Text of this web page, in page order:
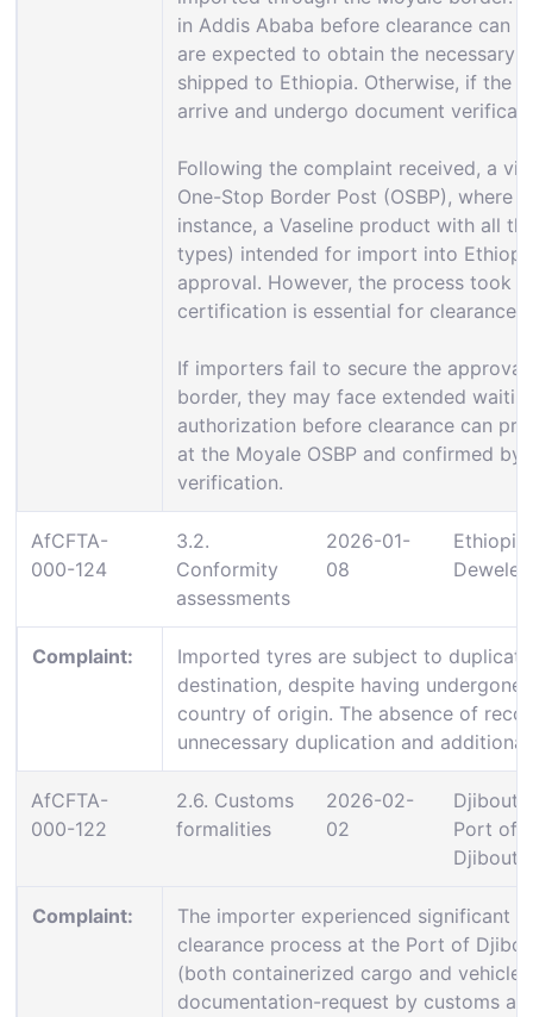
in Addis Ababa before clearance can
are expected to obtain the necessary
shipped to Ethiopia. Otherwise, if the
arrive and undergo document
Following the complaint received, a
One-Stop Border Post (OSBP), where
instance, a Vaseline product with all
types) intended for import into
approval. However, the process took
certification is essential for clearance.
If importers fail to secure the
border, they may face extended
authorization before clearance can
at the Moyale OSBP and confirmed
verification.
AfCFTA-
000-124
3.2.
Conformity
assessments
2026-01-
08
Ethiopia:
Dewele
Complaint:
Imported tyres are subject to
destination, despite having
country of origin. The absence of
unnecessary duplication and
AfCFTA-
000-122
2.6. Customs
formalities
2026-02-
02
Djibouti:
Port of
Djibouti
Complaint:
The importer experienced significant
clearance process at the Port of
(both containerized cargo and
documentation-request by customs